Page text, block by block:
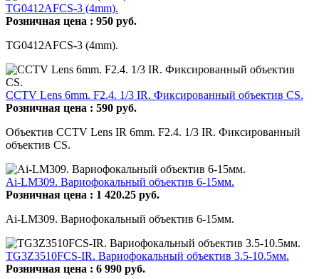
TG0412AFCS-3 (4mm).
Розничная цена : 950 руб.
TG0412AFCS-3 (4mm).
CCTV Lens 6mm. F2.4. 1/3 IR. Фиксированный объектив CS.
Розничная цена : 590 руб.
Объектив CCTV Lens IR 6mm. F2.4. 1/3 IR. Фиксированный
объектив CS.
Ai-LM309. Вариофокальный объектив 6-15мм.
Розничная цена : 1 420.25 руб.
Ai-LM309. Вариофокальный объектив 6-15мм.
TG3Z3510FCS-IR. Вариофокальный объектив 3.5-10.5мм.
Розничная цена : 6 990 руб.